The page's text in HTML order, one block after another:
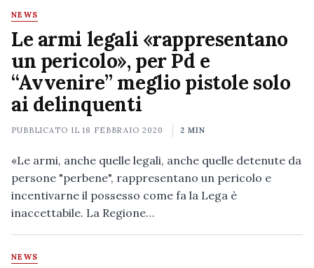
NEWS
Le armi legali «rappresentano
un pericolo», per Pd e
“Avvenire” meglio pistole solo
ai delinquenti
PUBBLICATO IL18 FEBBRAIO 2020 2 MIN
«Le armi, anche quelle legali, anche quelle detenute da
persone "perbene", rappresentano un pericolo e
incentivarne il possesso come fa la Lega è
inaccettabile. La Regione…
NEWS